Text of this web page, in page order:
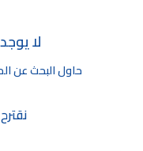
لا
حاول البحث عن